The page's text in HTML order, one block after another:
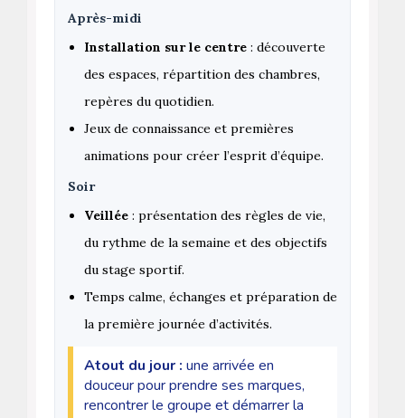
Après-midi
Installation sur le centre : découverte
des espaces, répartition des chambres,
repères du quotidien.
Jeux de connaissance et premières
animations pour créer l’esprit d’équipe.
Soir
Veillée : présentation des règles de vie,
du rythme de la semaine et des objectifs
du stage sportif.
Temps calme, échanges et préparation de
la première journée d’activités.
Atout du jour : une arrivée en
douceur pour prendre ses marques,
rencontrer le groupe et démarrer la